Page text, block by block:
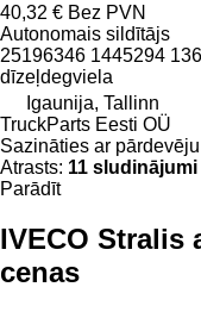
40,32 € Bez PVN
Autonomais sildītājs
25196346 1445294
dīzeļdegviela
Igaunija, Tallinn
TruckParts Eesti OÜ
Sazināties ar pārdevēju
Atrasts: 11 sludinājumi
Parādīt
IVECO Stralis
cenas